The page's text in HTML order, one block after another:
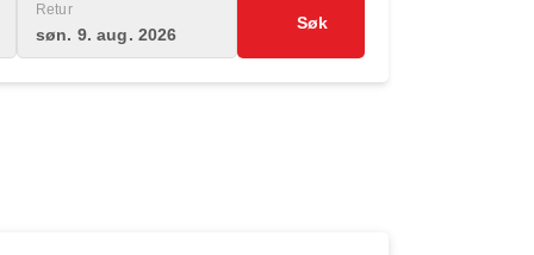
Retur
søn. 9. aug. 2026
Søk